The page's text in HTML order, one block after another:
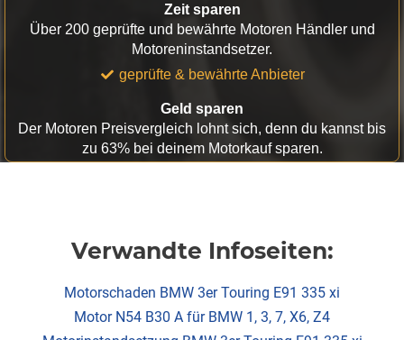
Zeit sparen
Über 200 geprüfte und bewährte Motoren Händler und
Motoreninstandsetzer.
geprüfte & bewährte Anbieter
Geld sparen
Der Motoren Preisvergleich lohnt sich, denn du kannst bis
zu 63% bei deinem Motorkauf sparen.
Verwandte Infoseiten:
Motorschaden BMW 3er Touring E91 335 xi
Motor N54 B30 A für BMW 1, 3, 7, X6, Z4